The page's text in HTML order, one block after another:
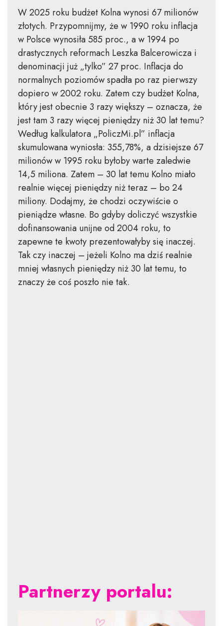
W 2025 roku budżet Kolna wynosi 67 milionów
złotych. Przypomnijmy, że w 1990 roku inflacja
w Polsce wynosiła 585 proc., a w 1994 po
drastycznych reformach Leszka Balcerowicza i
denominacji już „tylko” 27 proc. Inflacja do
normalnych poziomów spadła po raz pierwszy
dopiero w 2002 roku. Zatem czy budżet Kolna,
który jest obecnie 3 razy większy – oznacza, że
jest tam 3 razy więcej pieniędzy niż 30 lat temu?
Według kalkulatora „PoliczMi.pl” inflacja
skumulowana wyniosła: 355,78%, a dzisiejsze 67
milionów w 1995 roku byłoby warte zaledwie
14,5 miliona. Zatem – 30 lat temu Kolno miało
realnie więcej pieniędzy niż teraz – bo 24
miliony. Dodajmy, że chodzi oczywiście o
pieniądze własne. Bo gdyby doliczyć wszystkie
dofinansowania unijne od 2004 roku, to
zapewne te kwoty prezentowałyby się inaczej.
Tak czy inaczej – jeżeli Kolno ma dziś realnie
mniej własnych pieniędzy niż 30 lat temu, to
znaczy że coś poszło nie tak.
Partnerzy portalu: